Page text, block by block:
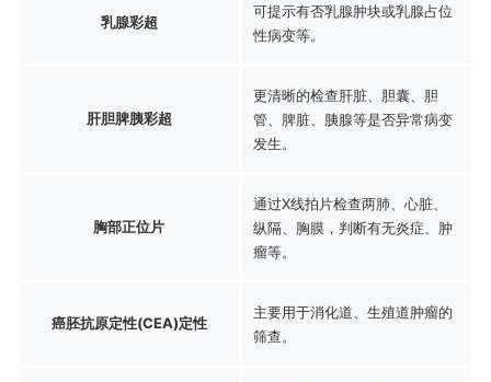
乳腺彩超
可提示有否乳腺肿块或乳腺占位
性病变等。
肝胆脾胰彩超
更清晰的检查肝脏、胆囊、胆
管、脾脏、胰腺等是否异常病变
发生。
胸部正位片
通过X线拍片检查两肺、心脏、
纵隔、胸膜，判断有无炎症、肿
瘤等。
癌胚抗原定性(CEA)定性
主要用于消化道、生殖道肿瘤的
筛查。